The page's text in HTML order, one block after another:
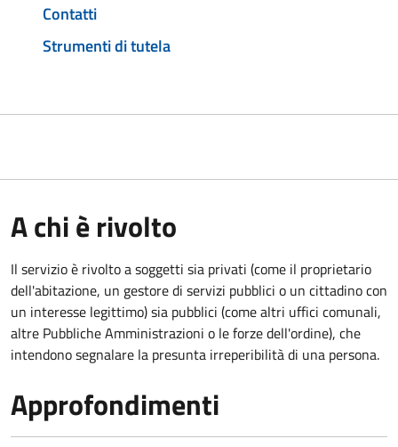
Contatti
Strumenti di tutela
A chi è rivolto
Il servizio è rivolto a soggetti sia privati (come il proprietario
dell'abitazione, un gestore di servizi pubblici o un cittadino con
un interesse legittimo) sia pubblici (come altri uffici comunali,
altre Pubbliche Amministrazioni o le forze dell'ordine), che
intendono segnalare la presunta irreperibilità di una persona.
Approfondimenti